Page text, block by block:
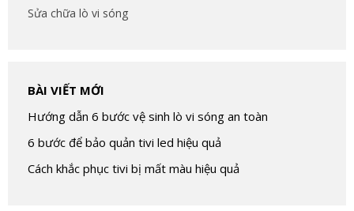
Sửa chữa lò vi sóng
BÀI VIẾT MỚI
Hướng dẫn 6 bước vệ sinh lò vi sóng an toàn
6 bước để bảo quản tivi led hiệu quả
Cách khắc phục tivi bị mất màu hiệu quả